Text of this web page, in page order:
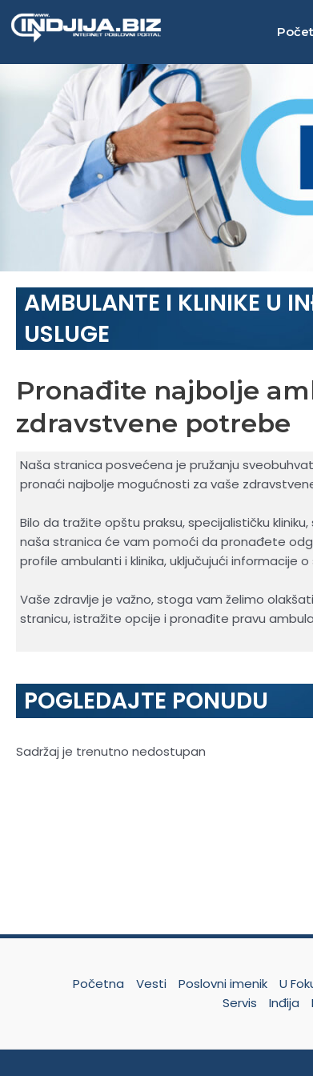
на
садржај
AMBULANTE I KLINIKE U
USLUGE
Pronađite najbolje
zdravstvene potrebe
Naša stranica posvećena je pružanju
pronaći najbolje mogućnosti za vaše
Bilo da tražite opštu praksu, specijalističku
naša stranica će vam pomoći da pronađete
profile ambulanti i klinika, uključujući informacije
Vaše zdravlje je važno, stoga vam želimo
stranicu, istražite opcije i pronađite pravu
POGLEDAJTE PONUDU
Sadržaj je trenutno nedostupan
Početna Vesti Poslovni imenik U
Servis
Inđija